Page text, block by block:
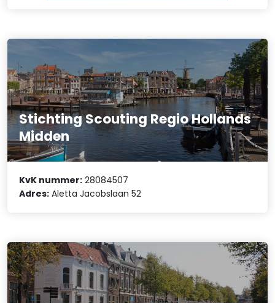
Stichting Scouting Regio Hollands
Midden
KvK nummer: 28084507
Adres: Aletta Jacobslaan 52